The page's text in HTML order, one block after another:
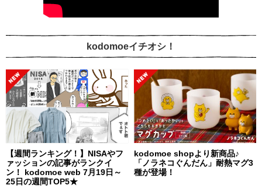
kodomoeイチオシ！
【週間ランキング！】NISAやフ
ァッションの記事がランクイ
ン！ kodomoe web 7月19日～
25日の週間TOP5★
kodomoe shopより新商品♪
「ノラネコぐんだん」耐熱マグ3
種が登場！